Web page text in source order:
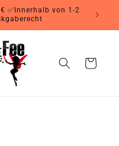
✅Innerhalb von 1-2
Warenkorb